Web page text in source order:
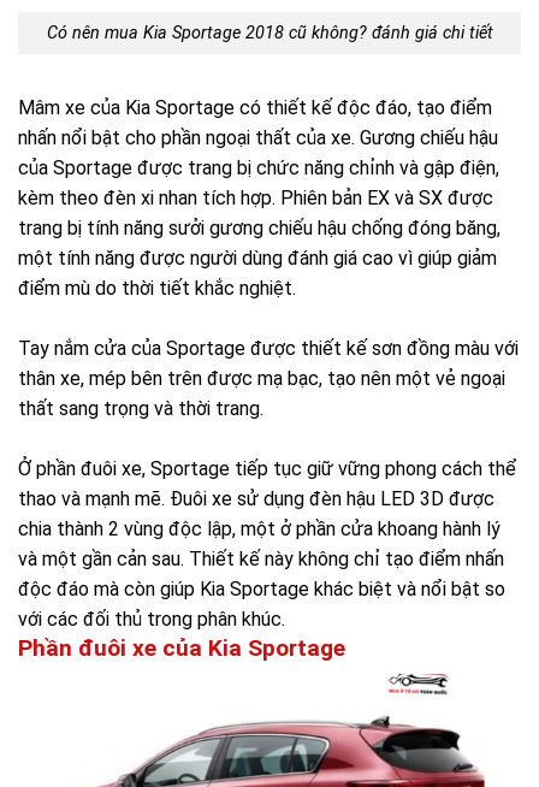
Có nên mua Kia Sportage 2018 cũ không? đánh giá chi tiết
Mâm xe của Kia Sportage có thiết kế độc đáo, tạo điểm
nhấn nổi bật cho phần ngoại thất của xe. Gương chiếu hậu
của Sportage được trang bị chức năng chỉnh và gập điện,
kèm theo đèn xi nhan tích hợp. Phiên bản EX và SX được
trang bị tính năng sưởi gương chiếu hậu chống đóng băng,
một tính năng được người dùng đánh giá cao vì giúp giảm
điểm mù do thời tiết khắc nghiệt.
Tay nắm cửa của Sportage được thiết kế sơn đồng màu với
thân xe, mép bên trên được mạ bạc, tạo nên một vẻ ngoại
thất sang trọng và thời trang.
Ở phần đuôi xe, Sportage tiếp tục giữ vững phong cách thể
thao và mạnh mẽ. Đuôi xe sử dụng đèn hậu LED 3D được
chia thành 2 vùng độc lập, một ở phần cửa khoang hành lý
và một gần cản sau. Thiết kế này không chỉ tạo điểm nhấn
độc đáo mà còn giúp Kia Sportage khác biệt và nổi bật so
với các đối thủ trong phân khúc.
Phần đuôi xe của Kia Sportage